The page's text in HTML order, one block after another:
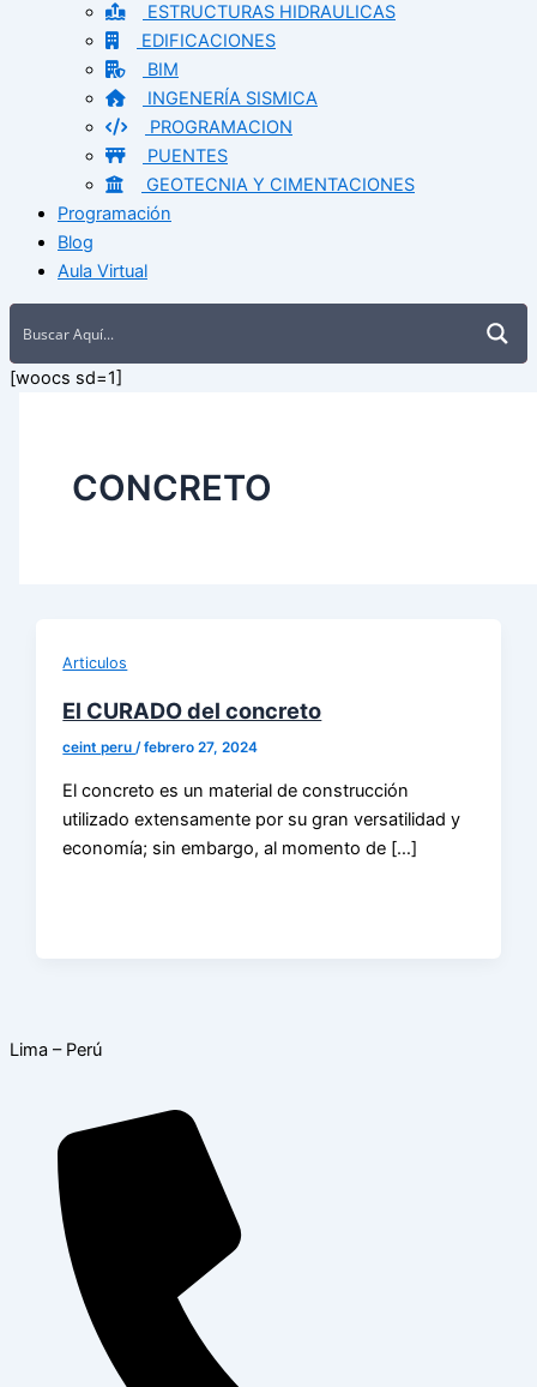
ESTRUCTURAS HIDRAULICAS
EDIFICACIONES
BIM
INGENERÍA SISMICA
PROGRAMACION
PUENTES
GEOTECNIA Y CIMENTACIONES
Programación
Blog
Aula Virtual
[woocs sd=1]
CONCRETO
Articulos
El CURADO del concreto
ceint peru/febrero 27, 2024
El concreto es un material de construcción
utilizado extensamente por su gran versatilidad y
economía; sin embargo, al momento de […]
Lima – Perú